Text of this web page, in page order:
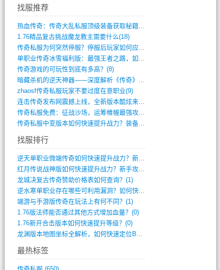
找服推荐
热血传奇：传奇大乱私服顶级装备获取秘籍(887)
1.76精品复古挑战魔龙教主需要什么(18)
传奇私服为何突然停服？停服后玩家如何应对(744)
单职业传奇冰雪福利版：最强王者之路，如何(659)
传奇游戏的可玩性到底有多高？(8)
暗藏杀机的逆天神器——深度解析《传奇》祈(374)
zhaosf传奇私服玩家不要过度在意职业(9)
连击传奇发布网震撼上线，全新版本酷炫来袭(12)
传奇私服免费：征战沙场，运筹帷幄最强攻城(516)
传奇私服中变版本如何快速提升战力？装备强(1012)
找服排行
逆天单职业微端传奇如何快速提升战力？新手(2)
红月传说战神版如何快速提升战力？新手攻略(2)
龙城决复古传奇赞助价格表如何查询？(1)
逆水寒单职业存在哪些可利用漏洞？如何快速(1)
端游与手游版传奇在玩法上有何不同？(1)
1.76版法师能否通过其他方式增加血量？(0)
1.76新开合击版本如何快速提升等级？(0)
龙渊版本地图坐标全解析，如何快速定位BO(0)
最热标签